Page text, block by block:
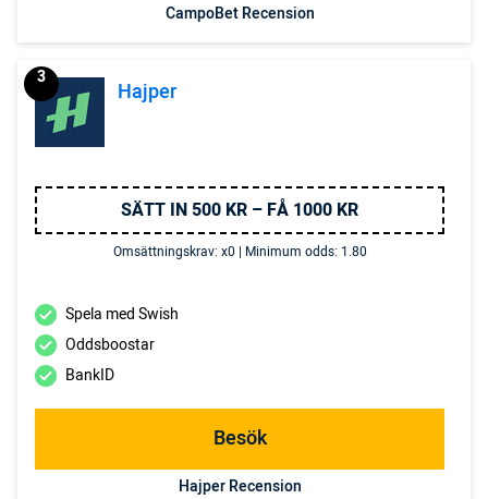
CampoBet Recension
Hajper
3
SÄTT IN 500 KR – FÅ 1000 KR
Omsättningskrav: x0 | Minimum odds: 1.80
Spela med Swish
Oddsboostar
BankID
Besök
Hajper Recension